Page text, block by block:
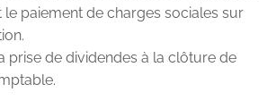
le paiement de charges sociales sur
prise de dividendes à la clôture de